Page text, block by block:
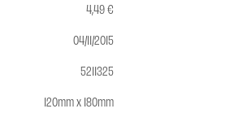
4,49 €
04/11/2015
5211325
120mm x 180mm